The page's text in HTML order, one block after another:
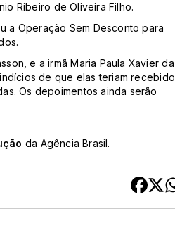
Ribeiro de Oliveira Filho.
a Operação Sem Desconto para
e a irmã Maria Paula Xavier da
de que elas teriam recebido
Os depoimentos ainda serão
da Agência Brasil.